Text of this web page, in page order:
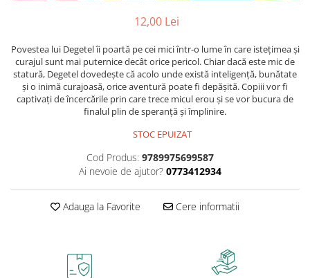
Caiete școlare și hârtie
Caiete dictando
Caiete matematică
Caiete muzică
Caiete geografie și biologie
Rezerve pentru caiete
Vocabulare
Blocuri de desen școlare
Rigle și Echere
12,00 Lei
Povestea lui Degetel îi poartă pe cei mici într-o lume în care istețimea și
curajul sunt mai puternice decât orice pericol. Chiar dacă este mic de
statură, Degetel dovedește că acolo unde există inteligență, bunătate
și o inimă curajoasă, orice aventură poate fi depășită. Copiii vor fi
captivați de încercările prin care trece micul erou și se vor bucura de
finalul plin de speranță și împlinire.
STOC EPUIZAT
Cod Produs: 9789975699587
Ai nevoie de ajutor? 0773412934
Adauga la Favorite Cere informatii